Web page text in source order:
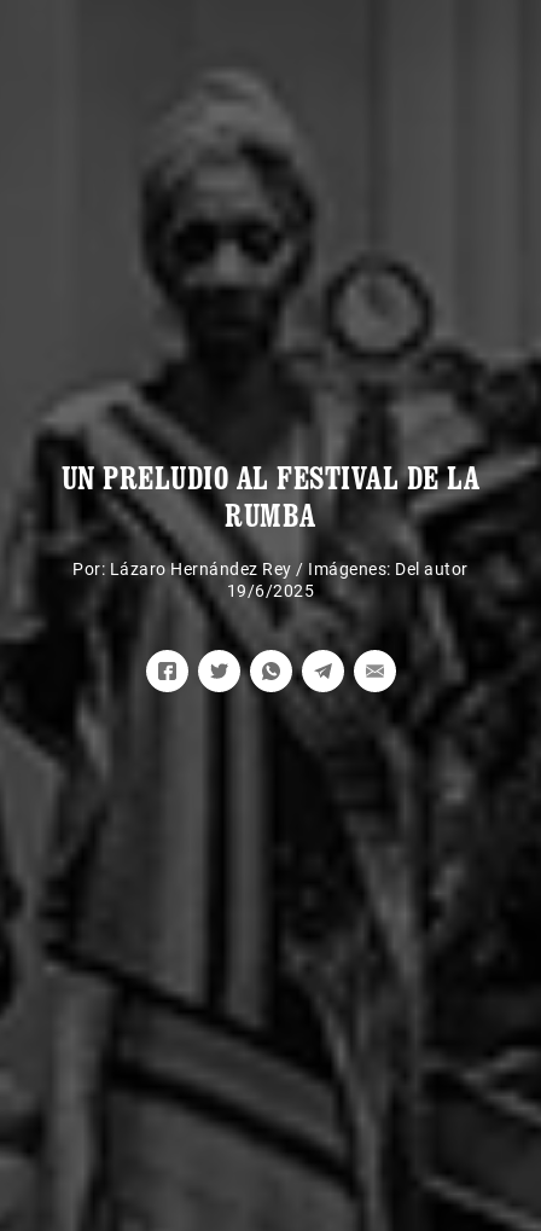
UN PRELUDIO AL FESTIVAL DE LA
RUMBA
Por: Lázaro Hernández Rey / Imágenes: Del autor
19/6/2025